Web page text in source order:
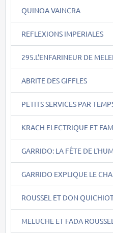
QUINOA VAINCRA
REFLEXIONS IMPERIALES
295.L'ENFARINEUR DE
ABRITE DES GIFFLES
PETITS SERVICES PAR
KRACH ELECTRIQUE ET
GARRIDO: LA FÊTE DE
GARRIDO EXPLIQUE LE
ROUSSEL ET DON
MELUCHE ET FADA